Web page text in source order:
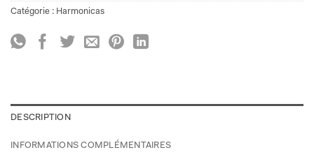
Catégorie : Harmonicas
DESCRIPTION
INFORMATIONS COMPLÉMENTAIRES